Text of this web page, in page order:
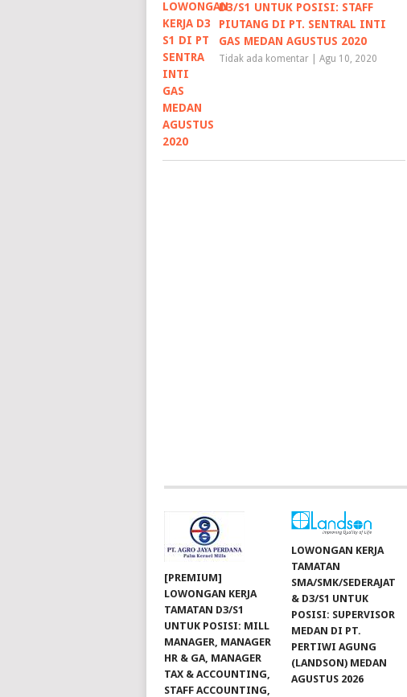
D3/S1 UNTUK POSISI: STAFF
PIUTANG DI PT. SENTRAL INTI
GAS MEDAN AGUSTUS 2020
Tidak ada komentar Agu 10, 2020
[PREMIUM]
LOWONGAN KERJA
TAMATAN D3/S1
UNTUK POSISI: MILL
MANAGER, MANAGER
HR & GA, MANAGER
TAX & ACCOUNTING,
STAFF ACCOUNTING,
LOWONGAN KERJA
TAMATAN
SMA/SMK/SEDERAJAT
& D3/S1 UNTUK
POSISI: SUPERVISOR
MEDAN DI PT.
PERTIWI AGUNG
(LANDSON) MEDAN
AGUSTUS 2026